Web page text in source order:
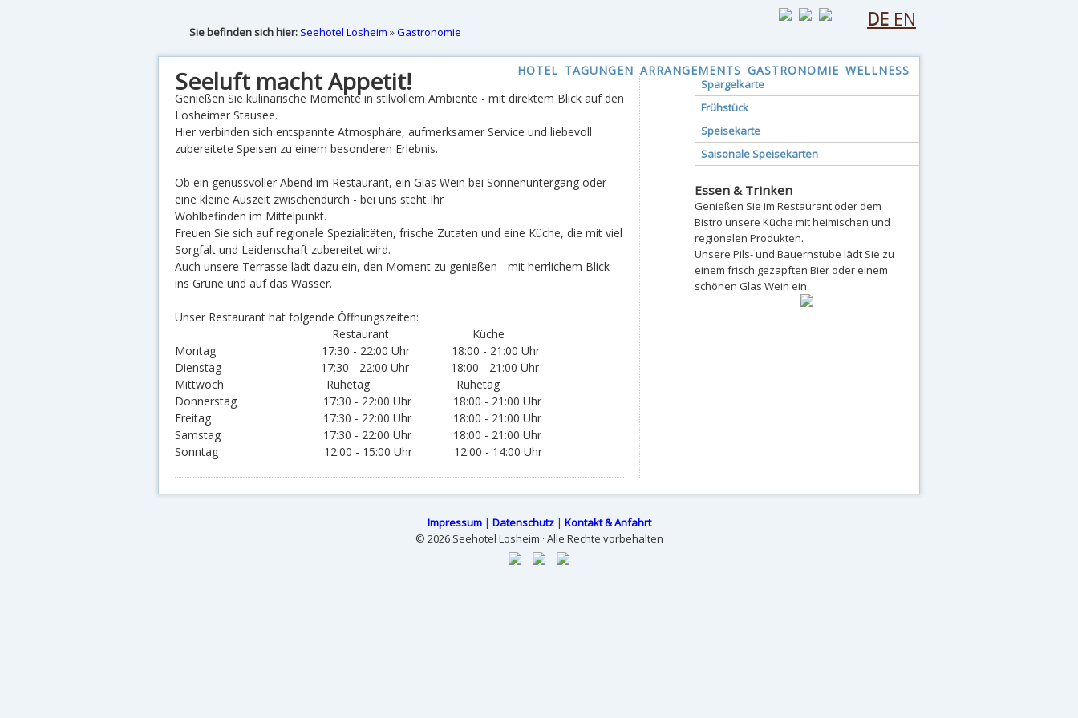
DE EN
HOTEL TAGUNGEN ARRANGEMENTS GASTRONOMIE WELLNESS
Sie befinden sich hier: Seehotel Losheim »Gastronomie
Seeluft macht Appetit!
Genießen Sie kulinarische Momente in stilvollem Ambiente - mit direktem Blick auf den
Losheimer Stausee.
Hier verbinden sich entspannte Atmosphäre, aufmerksamer Service und liebevoll
zubereitete Speisen zu einem besonderen Erlebnis.
Ob ein genussvoller Abend im Restaurant, ein Glas Wein bei Sonnenuntergang oder
eine kleine Auszeit zwischendurch - bei uns steht Ihr
Wohlbefinden im Mittelpunkt.
Freuen Sie sich auf regionale Spezialitäten, frische Zutaten und eine Küche, die mit viel
Sorgfalt und Leidenschaft zubereitet wird.
Auch unsere Terrasse lädt dazu ein, den Moment zu genießen - mit herrlichem Blick
ins Grüne und auf das Wasser.
Unser Restaurant hat folgende Öffnungszeiten:
Restaurant Küche
Montag 17:30 - 22:00 Uhr 18:00 - 21:00 Uhr
Dienstag 17:30 - 22:00 Uhr 18:00 - 21:00 Uhr
Mittwoch Ruhetag Ruhetag
Donnerstag 17:30 - 22:00 Uhr 18:00 - 21:00 Uhr
Freitag 17:30 - 22:00 Uhr 18:00 - 21:00 Uhr
Samstag 17:30 - 22:00 Uhr 18:00 - 21:00 Uhr
Sonntag 12:00 - 15:00 Uhr 12:00 - 14:00 Uhr
Spargelkarte
Frühstück
Speisekarte
Saisonale Speisekarten
Essen & Trinken
Genießen Sie im Restaurant oder dem
Bistro unsere Küche mit heimischen und
regionalen Produkten.
Unsere Pils- und Bauernstube lädt Sie zu
einem frisch gezapften Bier oder einem
schönen Glas Wein ein.
Impressum| Datenschutz| Kontakt & Anfahrt
© 2026 Seehotel Losheim · Alle Rechte vorbehalten